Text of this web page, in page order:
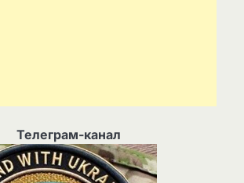
Телеграм-канал